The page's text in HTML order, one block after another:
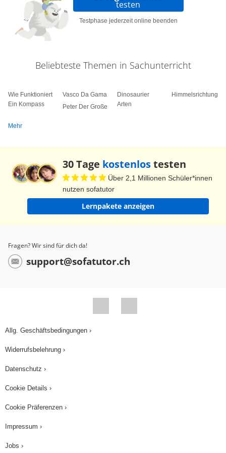
Ausbildung gesucht. Auch wenn es in einem
Land nicht genug zu essen gibt, sauberes
Heimat. In jedem Fall ist es eine schwere
anderes Land kommt, muss man sich an viel
Schulsystem gewöhnen müssen. Und leider
mögen nicht alle Menschen Migranten, also
Flüchtlinge und Auswanderer. Manchmal werden
sie sogar angegriffen und verletzt. Bevor wir zu
Hunger. Woanders als bisher zu leben, stellt
Migration gab es zu allen Zeiten, weil der Nutzen
sind Döner und Pizza wohl sonst nach
Juri. "Ich hatte erst große Angst vor Deutschland.
Aber wenigstens konnte ich schon ganz gut
Viele erkundigten sich ganz lieb, wie meine
Heimat denn so ist. Wen ich vermisse. Ob ich
testen
Testphase jederzeit online beenden
Beliebteste Themen in Sachunterricht
Wie Funktioniert
Ein Kompass
Vasco Da Gama
Peter Der Große
Dinosaurier
Arten
Himmelsrichtungen
Mehr
30 Tage kostenlostesten
Über 2,1 Millionen Schüler*innen
nutzen sofatutor
Lernpakete anzeigen
Fragen? Wir sind für dich da!
support@sofatutor.ch
Allg. Geschäftsbedingungen ›
Widerrufsbelehrung ›
Datenschutz ›
Cookie Details ›
Cookie Präferenzen ›
Impressum ›
Jobs ›